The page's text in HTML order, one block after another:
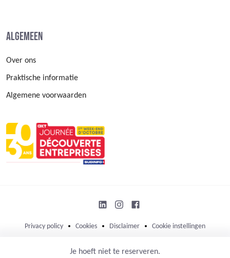
Je hoeft niet te reserveren.
Algemeen
Over ons
Praktische informatie
Algemene voorwaarden
Privacy policy Cookies Disclaimer Cookie instellingen
© 2026 Open bedrijvendag